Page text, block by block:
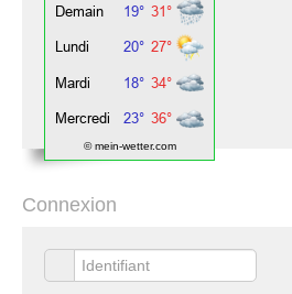
© mein-wetter.com
Connexion